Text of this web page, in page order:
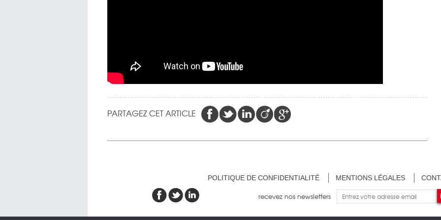
PARTAGEZ CET ARTICLE
POLITIQUE DE CONFIDENTIALITÉ MENTIONS LÉGALES
recevez nos newsletters